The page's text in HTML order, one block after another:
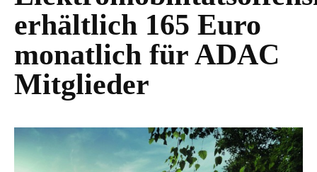
erhältlich 165 Euro
monatlich für ADAC
Mitglieder